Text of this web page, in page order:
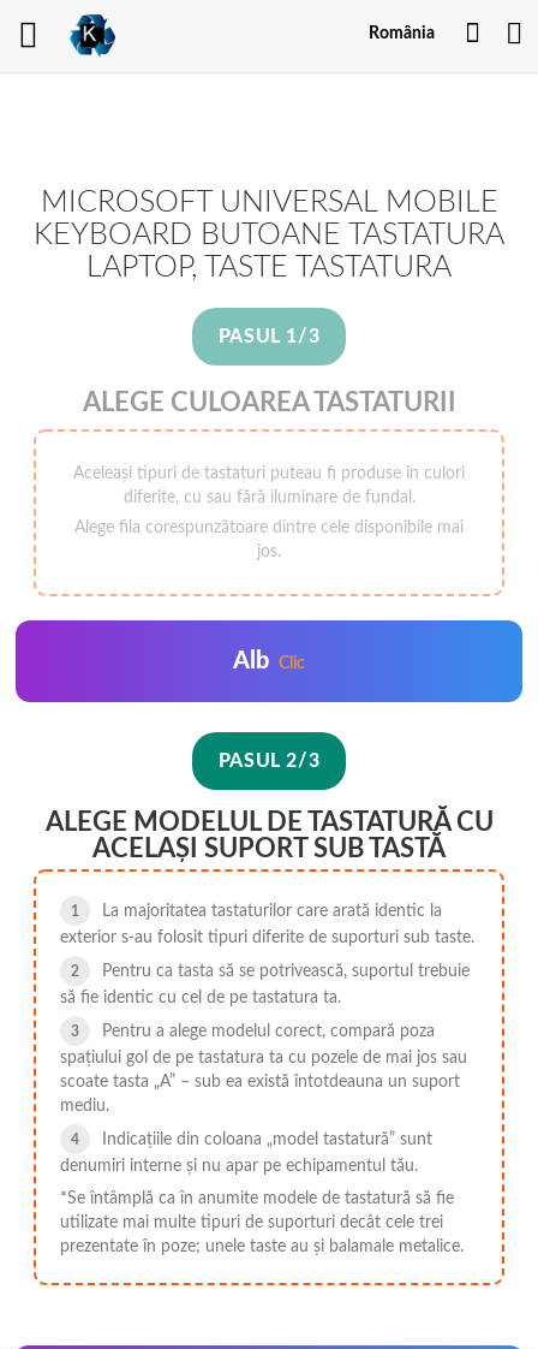
România
meu
MICROSOFT UNIVERSAL MOBILE
KEYBOARD BUTOANE TASTATURA
LAPTOP, TASTE TASTATURA
PASUL 1/3
ALEGE CULOAREA TASTATURII
Aceleași tipuri de tastaturi puteau fi produse în culori
diferite, cu sau fără iluminare de fundal.
Alege fila corespunzătoare dintre cele disponibile mai
jos.
Alb Clic
PASUL 2/3
ALEGE MODELUL DE TASTATURĂ CU
ACELAȘI SUPORT SUB TASTĂ
La majoritatea tastaturilor care arată identic la
exterior s-au folosit tipuri diferite de suporturi sub taste.
Pentru ca tasta să se potrivească, suportul trebuie
să fie identic cu cel de pe tastatura ta.
Pentru a alege modelul corect, compară poza
spațiului gol de pe tastatura ta cu pozele de mai jos sau
scoate tasta „A” – sub ea există întotdeauna un suport
mediu.
Indicațiile din coloana „model tastatură” sunt
denumiri interne și nu apar pe echipamentul tău.
*Se întâmplă ca în anumite modele de tastatură să fie
utilizate mai multe tipuri de suporturi decât cele trei
prezentate în poze; unele taste au și balamale metalice.